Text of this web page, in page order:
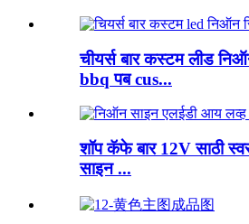
चीयर्स बार कस्टम लीड
bbq पब cus...
शॉप कॅफे बार 12V साठी
साइन ...